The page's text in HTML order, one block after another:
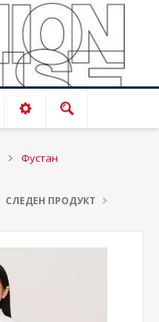
Фустан
СЛЕДЕН ПРОДУКТ